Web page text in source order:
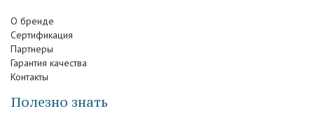
О бренде
Сертификация
Партнеры
Гарантия качества
Контакты
Полезно знать